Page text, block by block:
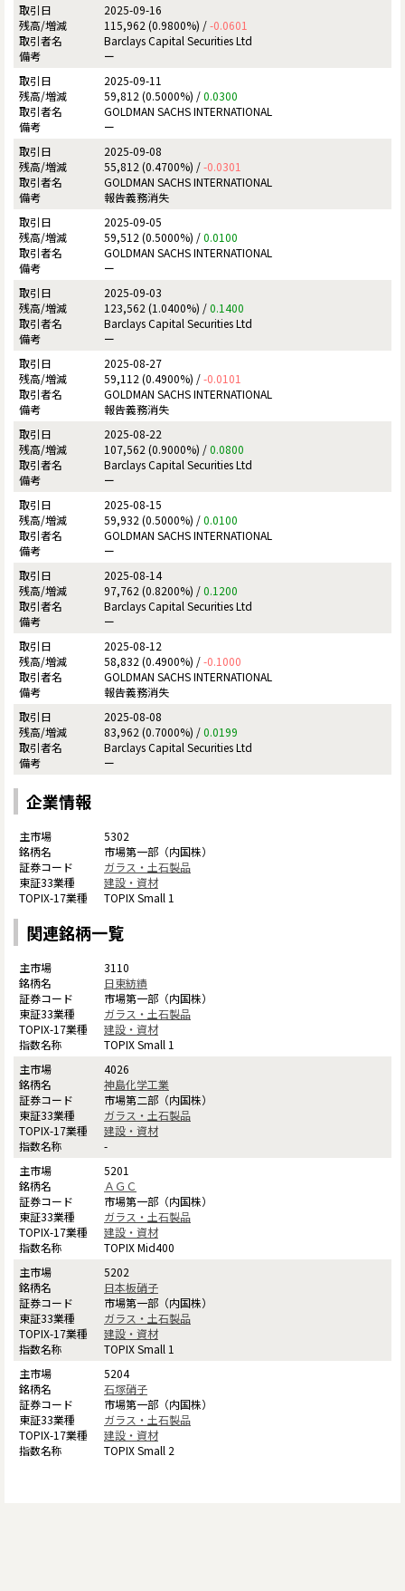
2025-09-16
115,962 (0.9800%) /-0.0601
Barclays Capital Securities Ltd
ー
2025-09-11
59,812 (0.5000%) /0.0300
GOLDMAN SACHS INTERNATIONAL
ー
2025-09-08
55,812 (0.4700%) /-0.0301
GOLDMAN SACHS INTERNATIONAL
報告義務消失
2025-09-05
59,512 (0.5000%) /0.0100
GOLDMAN SACHS INTERNATIONAL
ー
2025-09-03
123,562 (1.0400%) /0.1400
Barclays Capital Securities Ltd
ー
2025-08-27
59,112 (0.4900%) /-0.0101
GOLDMAN SACHS INTERNATIONAL
報告義務消失
2025-08-22
107,562 (0.9000%) /0.0800
Barclays Capital Securities Ltd
ー
2025-08-15
59,932 (0.5000%) /0.0100
GOLDMAN SACHS INTERNATIONAL
ー
2025-08-14
97,762 (0.8200%) /0.1200
Barclays Capital Securities Ltd
ー
2025-08-12
58,832 (0.4900%) /-0.1000
GOLDMAN SACHS INTERNATIONAL
報告義務消失
2025-08-08
83,962 (0.7000%) /0.0199
Barclays Capital Securities Ltd
ー
企業情報
5302
市場第一部（内国株）
ガラス・土石製品
建設・資材
TOPIX Small 1
関連銘柄一覧
3110
日東紡績
市場第一部（内国株）
ガラス・土石製品
建設・資材
TOPIX Small 1
4026
神島化学工業
市場第二部（内国株）
ガラス・土石製品
建設・資材
-
5201
ＡＧＣ
市場第一部（内国株）
ガラス・土石製品
建設・資材
TOPIX Mid400
5202
日本板硝子
市場第一部（内国株）
ガラス・土石製品
建設・資材
TOPIX Small 1
5204
石塚硝子
市場第一部（内国株）
ガラス・土石製品
建設・資材
TOPIX Small 2